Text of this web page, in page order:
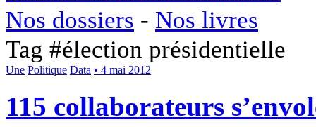
Nos dossiers - Nos livres
Tag #élection présidentielle
Une Politique Data • 4 mai 2012
115 collaborateurs